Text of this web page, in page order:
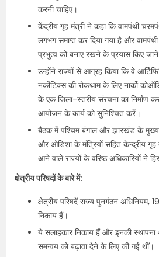
करनी चाहिए।
केंद्रीय गृह मंत्री ने कहा कि वामपंथी
लगभग समाप्त कर दिया गया है और
प्रभुत्व को बनाए रखने के प्रयास किए जाने
उन्होंने राज्यों से आग्रह किया कि वे
नर्कोटिक्स की रोकथाम के लिए नार्को
के एक जिला-स्तरीय संरचना का निर्माण
आयोजन के कार्य को सुनिश्चित करें।
बैठक में पश्चिम बंगाल और झारखंड के
और ओडिशा के मंत्रियों सहित केन्द्रीय
आने वाले राज्यों के वरिष्ठ अधिकारियों ने
क्षेत्रीय परिषदों के बारे में:
क्षेत्रीय परिषदें राज्य पुनर्गठन
निकाय हैं।
ये सलाहकार निकाय हैं और इनकी स्थापना
समन्वय को बढ़ावा देने के लिए की गईं थीं।